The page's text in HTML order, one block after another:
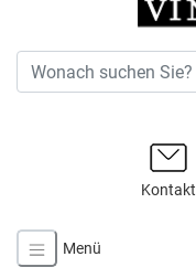
Kontakt
Menü